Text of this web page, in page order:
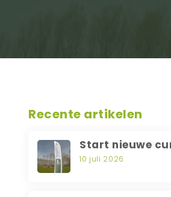
Recente artikelen
Start nieuwe
10 juli 2026